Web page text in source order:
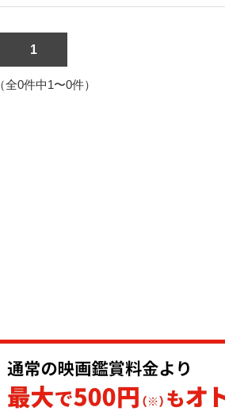
1
全0件中1〜0件）